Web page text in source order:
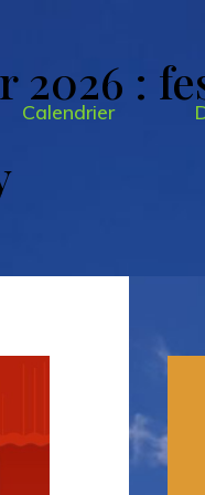
Calendrier
2026 :